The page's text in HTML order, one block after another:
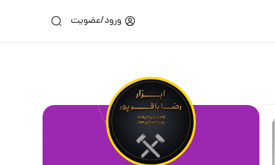
ورود/عضویت